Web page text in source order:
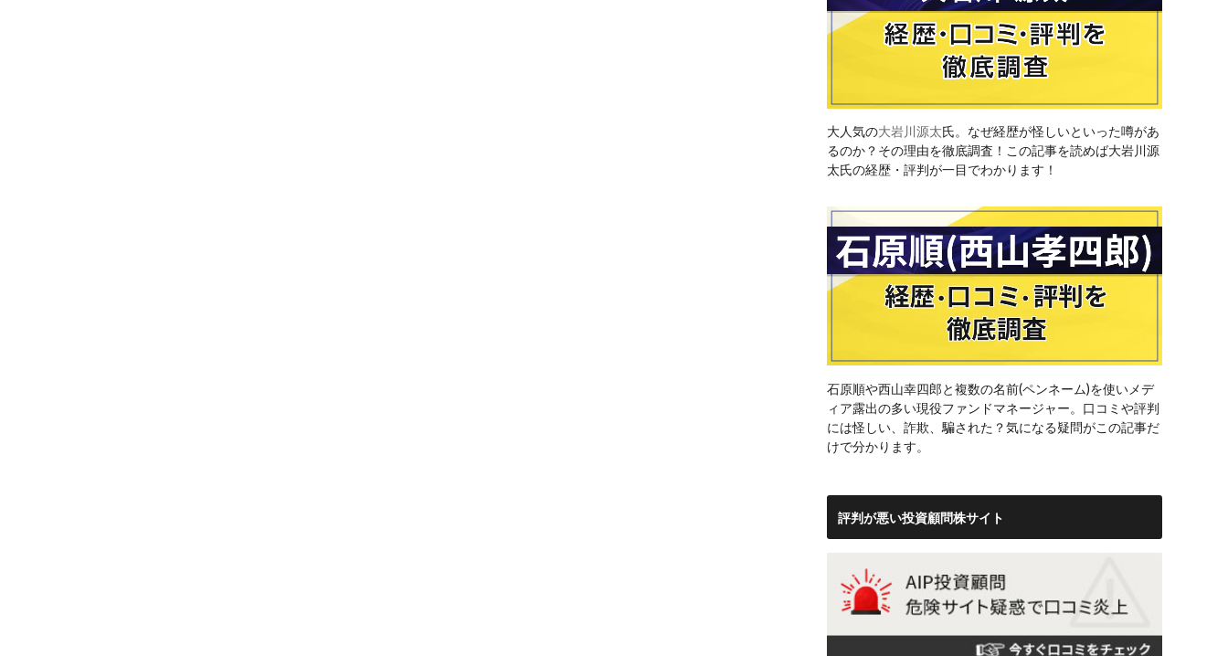
大人気の大岩川源太氏。なぜ経歴が怪しいといった噂があ
るのか？その理由を徹底調査！この記事を読めば大岩川源
太氏の経歴・評判が一目でわかります！
石原順や西山幸四郎と複数の名前(ペンネーム)を使いメデ
ィア露出の多い現役ファンドマネージャー。口コミや評判
には怪しい、詐欺、騙された？気になる疑問がこの記事だ
けで分かります。
評判が悪い投資顧問株サイト